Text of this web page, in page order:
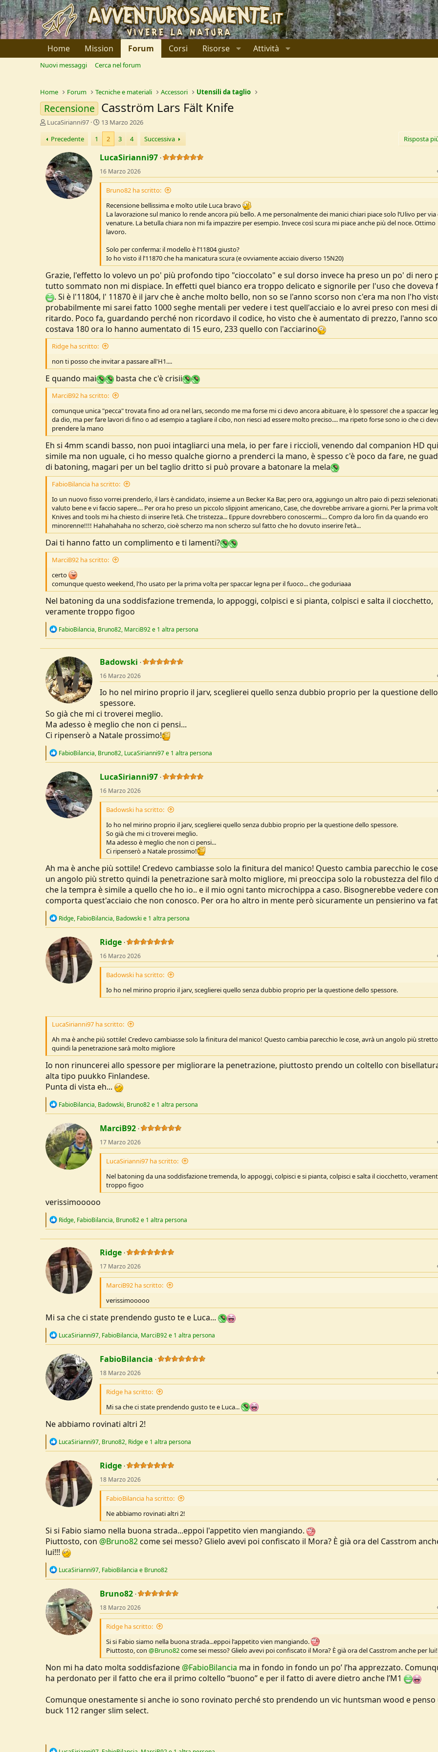
Home Mission Forum Corsi Risorse Attività
Nuovi messaggi Cerca nel forum
Home Forum Tecniche e materiali Accessori Utensili da taglio
Recensione Casström Lars Fält Knife
C
e
a
o
r
e
D
n
e
LucaSirianni97
D
a
a
d
I
n
13 Marzo 2026
Precedente
1 2 3 4 Successiva Risposta
LucaSirianni97
16 Marzo 2026
Bruno82 ha scritto:
Recensione bellissima e molto utile Luca bravo
La lavorazione sul manico lo rende ancora più bello. A me personalmente dei manici chiari piace solo l’Ulivo per via
venature. La betulla chiara non mi fa impazzire per esempio. Invece così scura mi piace anche più del noce. Ottimo
lavoro.
Solo per conferma: il modello è l’11804 giusto?
Io ho visto il l’11870 che ha manicatura scura (e ovviamente acciaio diverso 15N20)
Grazie, l'effetto lo volevo un po' più profondo tipo "cioccolato" e sul dorso invece ha preso un po' di nero
tutto sommato non mi dispiace. In effetti quel bianco era troppo delicato e signorile per l'uso che doveva
. Si è l'11804, l' 11870 è il jarv che è anche molto bello, non so se l'anno scorso non c'era ma non l'ho
probabilmente mi sarei fatto 1000 seghe mentali per vedere i test quell'acciaio e lo avrei preso con mesi di
ritardo. Poco fa, guardando perché non ricordavo il codice, ho visto che è aumentato di prezzo, l'anno
costava 180 ora lo hanno aumentato di 15 euro, 233 quello con l'acciarino
Ridge ha scritto:
non ti posso che invitar a passare all'H1....
E quando mai basta che c'è crisii
MarciB92 ha scritto:
comunque unica "pecca" trovata fino ad ora nel lars, secondo me ma forse mi ci devo ancora abituare, è lo spessore! che a spaccar
da dio, ma per fare lavori di fino o ad esempio a tagliare il cibo, non riesci ad essere molto preciso.... ma ripeto forse sono io che ci
prendere la mano
Eh si 4mm scandi basso, non puoi intagliarci una mela, io per fare i riccioli, venendo dal companion HD
simile ma non uguale, ci ho messo qualche giorno a prenderci la mano, è spesso c'è poco da fare, ne
di batoning, magari per un bel taglio dritto si può provare a batonare la mela
FabioBilancia ha scritto:
Io un nuovo fisso vorrei prenderlo, il lars è candidato, insieme a un Becker Ka Bar, pero ora, aggiungo un altro paio di pezzi
valuto bene e vi faccio sapere.... Per ora ho preso un piccolo slipjoint americano, Case, che dovrebbe arrivare a giorni. Per la prima
Knives and tools mi ha chiesto di inserire l'età. Che tristezza... Eppure dovrebbero conoscermi.... Compro da loro fin da quando ero
minorenne!!!! Hahahahaha no scherzo, cioè scherzo ma non scherzo sul fatto che ho dovuto inserire l'età...
Dai ti hanno fatto un complimento e ti lamenti?
MarciB92 ha scritto:
certo
comunque questo weekend, l'ho usato per la prima volta per spaccar legna per il fuoco... che goduriaaa
Nel batoning da una soddisfazione tremenda, lo appoggi, colpisci e si pianta, colpisci e salta il ciocchetto,
veramente troppo figoo
R
t
i
o
n
s
:
FabioBilancia, Bruno82, MarciB92e 1 altra persona
Badowski
16 Marzo 2026
Io ho nel mirino proprio il jarv, sceglierei quello senza dubbio proprio per la questione dello
spessore.
So già che mi ci troverei meglio.
Ma adesso è meglio che non ci pensi...
Ci ripenserò a Natale prossimo!
R
c
t
i
o
n
s
FabioBilancia, Bruno82, LucaSirianni97e 1 altra persona
LucaSirianni97
16 Marzo 2026
Badowski ha scritto:
Io ho nel mirino proprio il jarv, sceglierei quello senza dubbio proprio per la questione dello spessore.
So già che mi ci troverei meglio.
Ma adesso è meglio che non ci pensi...
Ci ripenserò a Natale prossimo!
Ah ma è anche più sottile! Credevo cambiasse solo la finitura del manico! Questo cambia parecchio le
un angolo più stretto quindi la penetrazione sarà molto migliore, mi preoccipa solo la robustezza del filo
che la tempra è simile a quello che ho io.. e il mio ogni tanto microchippa a caso. Bisognerebbe vedere
comporta quest'acciaio che non conosco. Per ora ho altro in mente però sicuramente un pensierino va
R
c
t
i
o
n
s
Ridge, FabioBilancia, Badowski e 1 altra persona
Ridge
16 Marzo 2026
Badowski ha scritto:
Io ho nel mirino proprio il jarv, sceglierei quello senza dubbio proprio per la questione dello spessore.
LucaSirianni97 ha scritto:
Ah ma è anche più sottile! Credevo cambiasse solo la finitura del manico! Questo cambia parecchio le cose, avrà un angolo più stretto
quindi la penetrazione sarà molto migliore
Io non rinuncerei allo spessore per migliorare la penetrazione, piuttosto prendo un coltello con
alta tipo puukko Finlandese.
Punta di vista eh...
R
c
t
i
o
n
s
FabioBilancia, Badowski, Bruno82e 1 altra persona
MarciB92
17 Marzo 2026
LucaSirianni97 ha scritto:
Nel batoning da una soddisfazione tremenda, lo appoggi, colpisci e si pianta, colpisci e salta il ciocchetto,
troppo figoo
verissimooooo
R
t
i
o
n
s
:
Ridge, FabioBilancia, Bruno82e 1 altra persona
Ridge
17 Marzo 2026
MarciB92 ha scritto:
verissimooooo
Mi sa che ci state prendendo gusto te e Luca...
R
c
t
i
o
n
s
LucaSirianni97, FabioBilancia, MarciB92e 1 altra persona
FabioBilancia
18 Marzo 2026
Ridge ha scritto:
Mi sa che ci state prendendo gusto te e Luca...
Ne abbiamo rovinati altri 2!
R
c
t
i
o
n
s
LucaSirianni97, Bruno82, Ridgee 1 altra persona
Ridge
18 Marzo 2026
FabioBilancia ha scritto:
Ne abbiamo rovinati altri 2!
Si si Fabio siamo nella buona strada...eppoi l'appetito vien mangiando.
Piuttosto, con @Bruno82come sei messo? Glielo avevi poi confiscato il Mora? È già ora del Casstrom
lui!!!
R
c
t
i
o
n
s
LucaSirianni97, FabioBilancia e Bruno82
Bruno82
18 Marzo 2026
Ridge ha scritto:
Si si Fabio siamo nella buona strada...eppoi l'appetito vien mangiando.
Piuttosto, con @Bruno82come sei messo? Glielo avevi poi confiscato il Mora? È già ora del Casstrom anche per
Non mi ha dato molta soddisfazione @FabioBilancia ma in fondo in fondo un po’ l’ha apprezzato.
ha perdonato per il fatto che era il primo coltello “buono” e per il fatto di avere dietro anche l’M1
Comunque onestamente si anche io sono rovinato perché sto prendendo un vic huntsman wood e penso
buck 112 ranger slim select.